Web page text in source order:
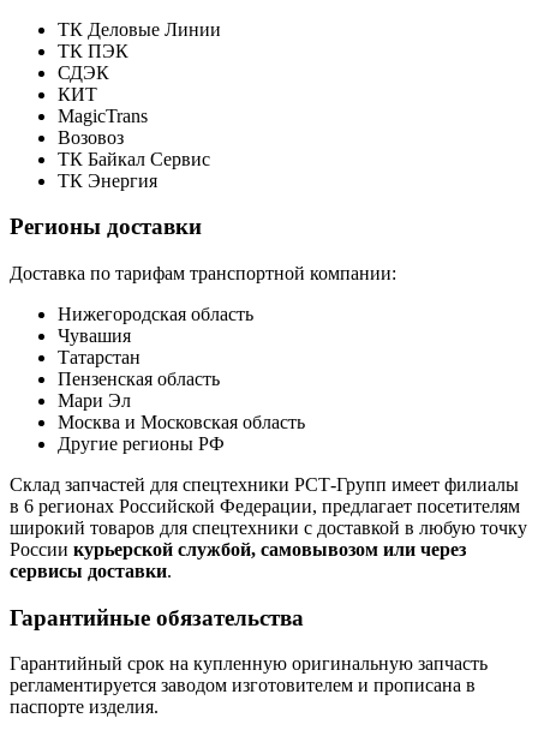
ТК Деловые Линии
ТК ПЭК
СДЭК
КИТ
MagicTrans
Возовоз
ТК Байкал Сервис
ТК Энергия
Регионы доставки
Доставка по тарифам транспортной компании:
Нижегородская область
Чувашия
Татарстан
Пензенская область
Мари Эл
Москва и Московская область
Другие регионы РФ
Склад запчастей для спецтехники РСТ-Групп имеет филиалы
в 6 регионах Российской Федерации, предлагает посетителям
широкий товаров для спецтехники с доставкой в любую точку
России курьерской службой, самовывозом или через
сервисы доставки.
Гарантийные обязательства
Гарантийный срок на купленную оригинальную запчасть
регламентируется заводом изготовителем и прописана в
паспорте изделия.